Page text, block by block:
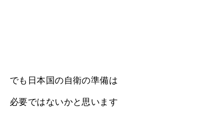
でも日本国の自衛の準備は
必要ではないかと思います